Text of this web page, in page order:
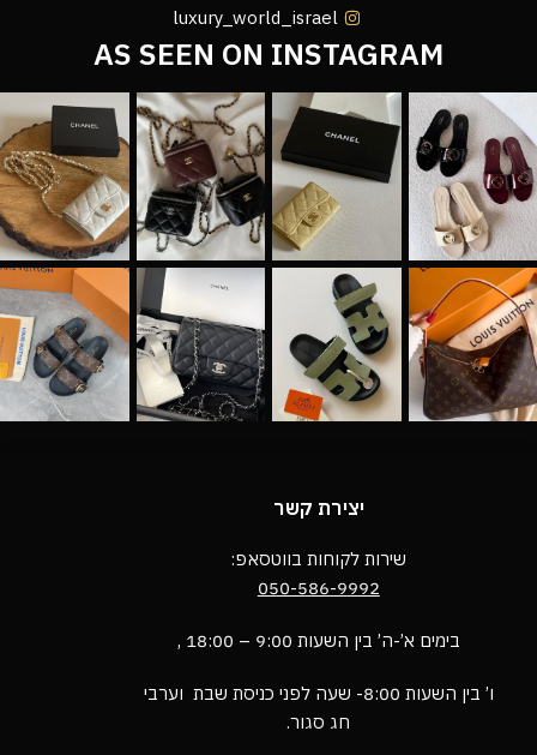
luxury_world_israel
AS SEEN ON INSTAGRAM
יצירת קשר
שירות לקוחות בווטסאפ:
050-586-9992
בימים א’-ה’ בין השעות 9:00 – 18:00 ,
ו’ בין השעות 8:00- שעה לפני כניסת שבת וערבי
חג סגור.